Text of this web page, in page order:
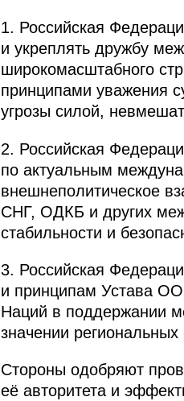
1. Российская
и укреплять дружбу
широкомасштабного
принципами уважения
угрозы силой,
2. Российская
по актуальным
внешнеполитическое
СНГ, ОДКБ и других
стабильности и
3. Российская
и принципам Устава
Наций в поддержании
значении
Стороны одобряют
её авторитета и